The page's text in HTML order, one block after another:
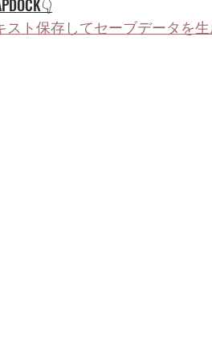
スト保存してセーブデータを